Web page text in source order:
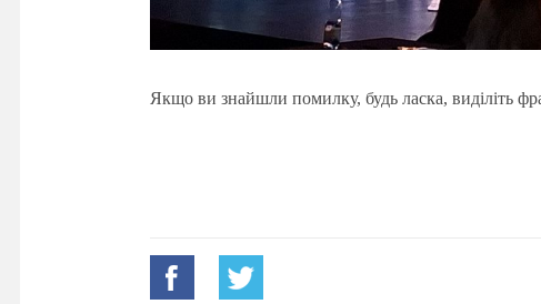
Якщо ви знайшли помилку, будь ласка, виділіть